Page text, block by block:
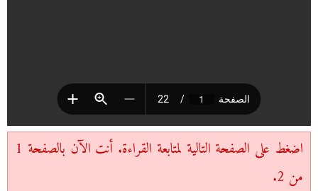
اضغط على الصفحة التالية لمتابعة القراءة. أنت الآن بالصفحة 1
من 2.